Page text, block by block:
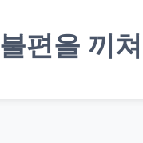
불편을 끼